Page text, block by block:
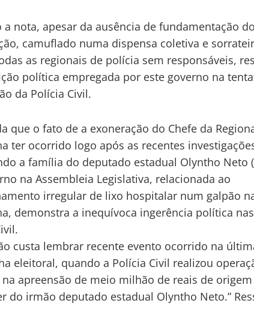
a nota, apesar da ausência de fundamentação
camuflado numa dispensa coletiva e
as regionais de polícia sem responsáveis,
política empregada por este governo na
da Polícia Civil.
que o fato de a exoneração do Chefe da
ter ocorrido logo após as recentes
a família do deputado estadual Olyntho Neto
na Assembleia Legislativa, relacionada ao
irregular de lixo hospitalar num galpão
demonstra a inequívoca ingerência política
custa lembrar recente evento ocorrido na
eleitoral, quando a Polícia Civil realizou
apreensão de meio milhão de reais de
do irmão deputado estadual Olyntho Neto.”